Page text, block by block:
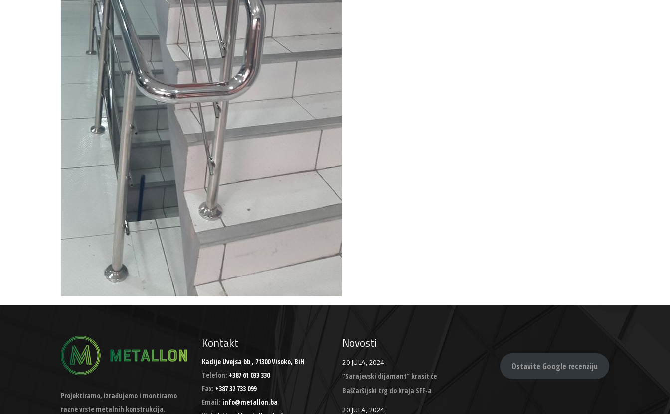
Projektiramo, izrađujemo i montiramo
razne vrste metalnih konstrukcija.
Kontakt
Kadije Uvejsa bb , 71300 Visoko, BiH
Telefon: +387 61 033 330
Fax: +387 32 733 099
Email: info@metallon.ba
Novosti
20 JULA, 2024
“Sarajevski dijamant” krasit će
Baščaršijski trg do kraja SFF-a
20 JULA, 2024
Ostavite Google recenziju